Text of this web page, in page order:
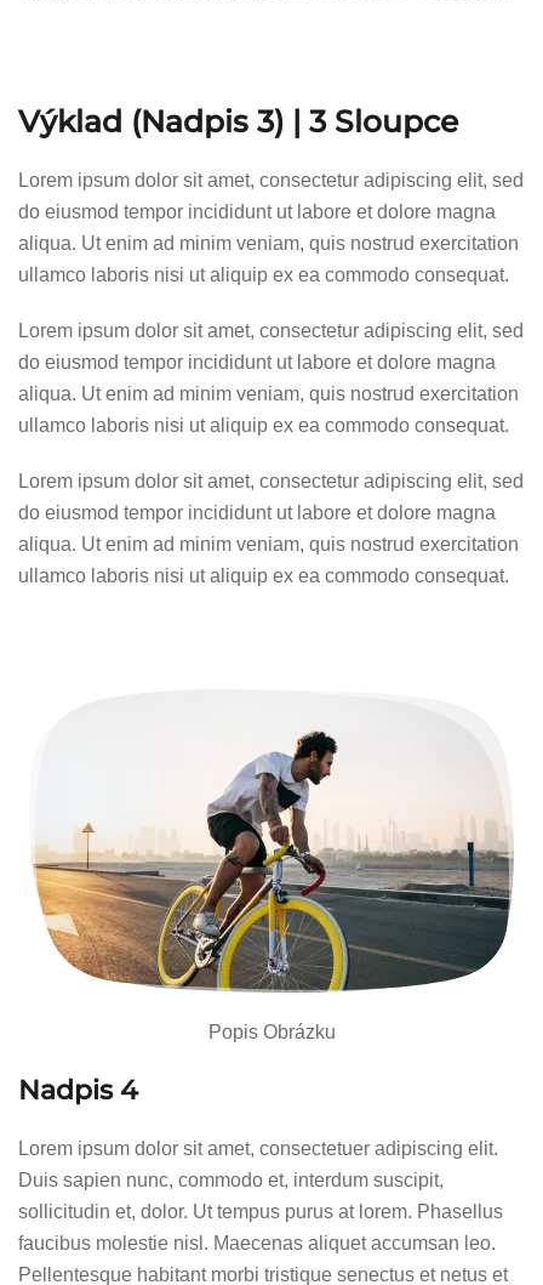
Výklad (Nadpis 3) | 3 Sloupce
Lorem ipsum dolor sit amet, consectetur adipiscing elit, sed
do eiusmod tempor incididunt ut labore et dolore magna
aliqua. Ut enim ad minim veniam, quis nostrud exercitation
ullamco laboris nisi ut aliquip ex ea commodo consequat.
Lorem ipsum dolor sit amet, consectetur adipiscing elit, sed
do eiusmod tempor incididunt ut labore et dolore magna
aliqua. Ut enim ad minim veniam, quis nostrud exercitation
ullamco laboris nisi ut aliquip ex ea commodo consequat.
Lorem ipsum dolor sit amet, consectetur adipiscing elit, sed
do eiusmod tempor incididunt ut labore et dolore magna
aliqua. Ut enim ad minim veniam, quis nostrud exercitation
ullamco laboris nisi ut aliquip ex ea commodo consequat.
Popis Obrázku
Nadpis 4
Lorem ipsum dolor sit amet, consectetuer adipiscing elit.
Duis sapien nunc, commodo et, interdum suscipit,
sollicitudin et, dolor. Ut tempus purus at lorem. Phasellus
faucibus molestie nisl. Maecenas aliquet accumsan leo.
Pellentesque habitant morbi tristique senectus et netus et